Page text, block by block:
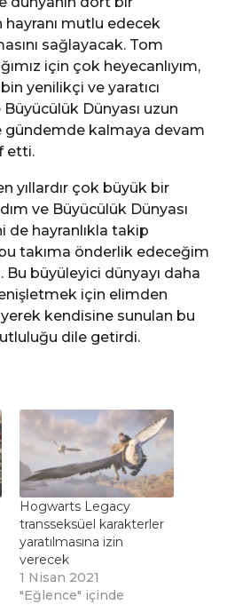
hayranı mutlu edecek
sağlayacak. Tom
için çok heyecanlıyım,
yenilikçi ve yaratıcı
Büyücülük Dünyası uzun
gündemde kalmaya devam
etti.
yıllardır çok büyük bir
ve Büyücülük Dünyası
de hayranlıkla takip
takıma önderlik edeceğim
Bu büyüleyici dünyayı daha
için elimden
kendisine sunulan bu
dile getirdi.
Hogwarts Legacy
transseksüel karakterler
yaratılmasına izin
verecek
1 Nisan 2021
"Eğlence" içinde